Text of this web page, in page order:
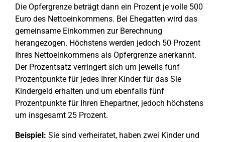
Die Opfergrenze beträgt dann ein Prozent je volle 500
Euro des Nettoeinkommens. Bei Ehegatten wird das
gemeinsame Einkommen zur Berechnung
herangezogen. Höchstens werden jedoch 50 Prozent
Ihres Nettoeinkommens als Opfergrenze anerkannt.
Der Prozentsatz verringert sich um jeweils fünf
Prozentpunkte für jedes Ihrer Kinder für das Sie
Kindergeld erhalten und um ebenfalls fünf
Prozentpunkte für Ihren Ehepartner, jedoch höchstens
um insgesamt 25 Prozent.
Beispiel: Sie sind verheiratet, haben zwei Kinder und